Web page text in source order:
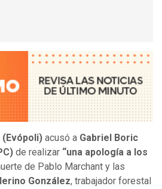
(Evópoli) acusó a Gabriel Boric
de realizar “una apología a los
de Pablo Marchant y las
González, trabajador forestal